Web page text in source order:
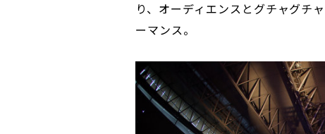
り、オーディエンスとグチャグチ
ーマンス。